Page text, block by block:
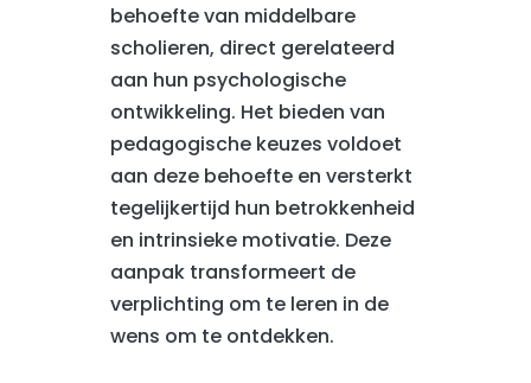
behoefte van middelbare
scholieren, direct gerelateerd
aan hun psychologische
ontwikkeling. Het bieden van
pedagogische keuzes voldoet
aan deze behoefte en versterkt
tegelijkertijd hun betrokkenheid
en intrinsieke motivatie. Deze
aanpak transformeert de
verplichting om te leren in de
wens om te ontdekken.